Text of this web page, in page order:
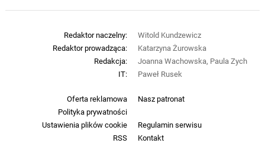
Oferta reklamowa
Nasz patronat
Polityka prywatności
Ustawienia plików cookie
Regulamin serwisu
RSS
Kontakt
Redaktor naczelny:
Witold Kundzewicz
Redaktor prowadząca:
Katarzyna Żurowska
Redakcja:
Joanna Wachowska, Paula Zych
IT:
Paweł Rusek